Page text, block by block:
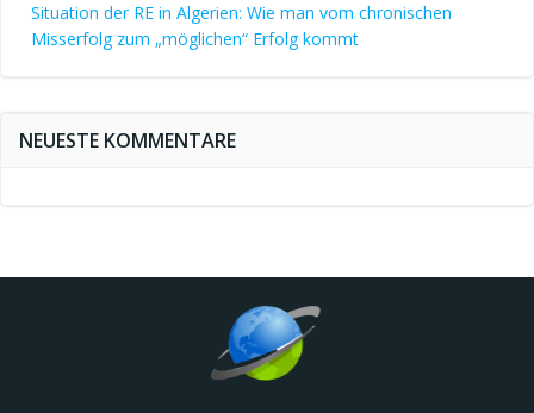
Situation der RE in Algerien: Wie man vom chronischen
Misserfolg zum „möglichen“ Erfolg kommt
NEUESTE KOMMENTARE